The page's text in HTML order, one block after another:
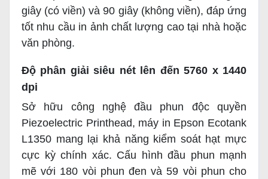
giây (có viền) và 90 giây (không viền), đáp ứng
tốt nhu cầu in ảnh chất lượng cao tại nhà hoặc
văn phòng.
Độ phân giải siêu nét lên đến 5760 x 1440
dpi
Sở hữu công nghệ đầu phun độc quyền
Piezoelectric Printhead, máy in Epson Ecotank
L1350 mang lại khả năng kiểm soát hạt mực
cực kỳ chính xác. Cấu hình đầu phun mạnh
mẽ với 180 vòi phun đen và 59 vòi phun cho